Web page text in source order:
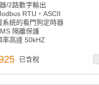
/2路數字輸出
RTU，ASCII
系統的看門狗定時器
隔離保護
率高達 50kHZ
已含稅